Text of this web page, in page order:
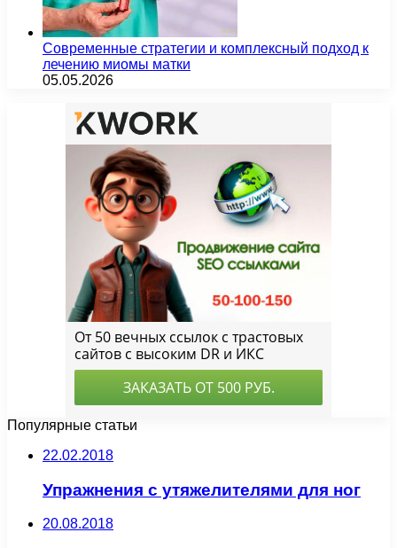
Современные стратегии и комплексный подход к
лечению миомы матки
05.05.2026
Популярные статьи
22.02.2018
Упражнения с утяжелителями для ног
20.08.2018